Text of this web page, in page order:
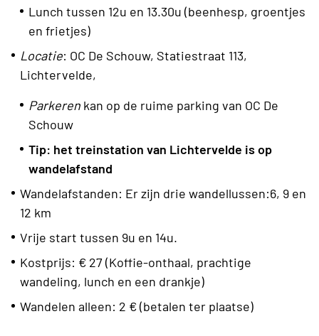
Lunch tussen 12u en 13.30u (beenhesp, groentjes
en frietjes)
Locatie: OC De Schouw, Statiestraat 113,
Lichtervelde,
Parkeren kan op de ruime parking van OC De
Schouw
Tip: het treinstation van Lichtervelde is op
wandelafstand
Wandelafstanden: Er zijn drie wandellussen:6, 9 en
12 km
Vrije start tussen 9u en 14u.
Kostprijs: € 27 (Koffie-onthaal, prachtige
wandeling, lunch en een drankje)
Wandelen alleen: 2 € (betalen ter plaatse)